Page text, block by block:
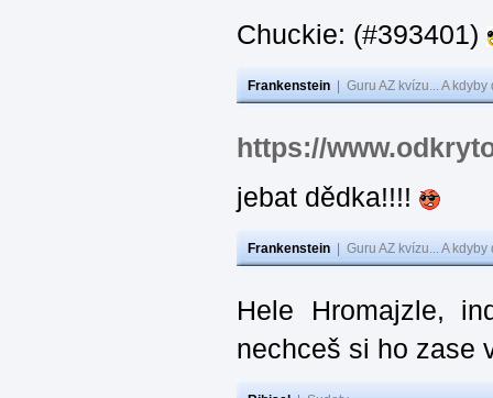
Chuckie: (#393401)
Frankenstein Guru AZ kvízu... A
https://
jebat dědka!!!!
Frankenstein Guru AZ kvízu... A
Hele Hromajzle,
nechceš si ho zase